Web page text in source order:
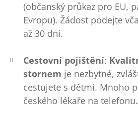
(občanský průkaz pro EU,
Evropu). Žádost podejte
až 30 dní.
Cestovní pojištění:
stornem je nezbytné,
cestujete s dětmi. Mnoho
českého lékaře na telefonu.